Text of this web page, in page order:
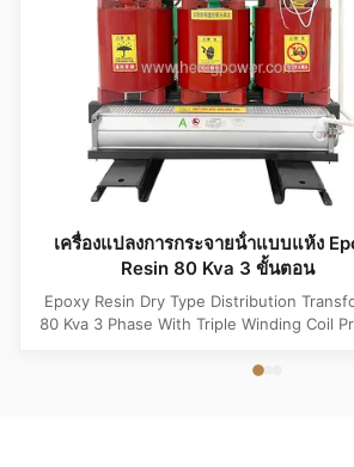
เครื่องแปลงการกระจายน้ําแบบแห้ง
Resin 80 Kva 3 ขั้นตอน
Epoxy Resin Dry Type Distribution
80 Kva 3 Phase With Triple Winding Coil
transformer, distribution transformer, Dry